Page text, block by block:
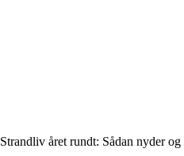
Strandliv året rundt: Sådan nyder